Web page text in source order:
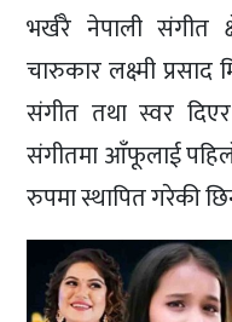
भर्खरै नेपाली संगीत
चारुकार लक्ष्मी प्रसाद
संगीत तथा स्वर
संगीतमा आँफूलाई
रुपमा स्थापित गरेकी